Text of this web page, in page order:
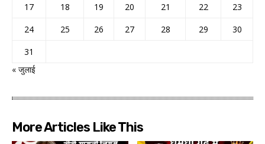
17
18 19 20 21 22
23
24
25 26 27 28 29
30
31
« जुलाई
More Articles Like This